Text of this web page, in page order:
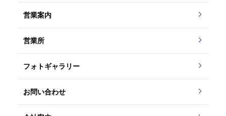
営業案内
営業所
フォトギャラリー
お問い合わせ